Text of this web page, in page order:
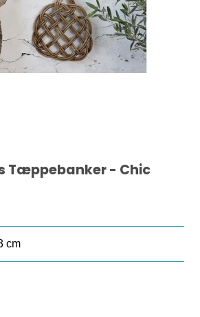
Tæppebanker - Chic
cm